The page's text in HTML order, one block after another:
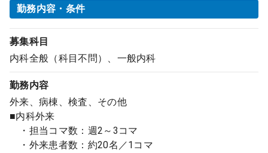
勤務内容・条件
募集科目
内科全般（科目不問）、一般内科
勤務内容
外来、病棟、検査、その他
■内科外来
・担当コマ数：週2～3コマ
・外来患者数：約20名／1コマ